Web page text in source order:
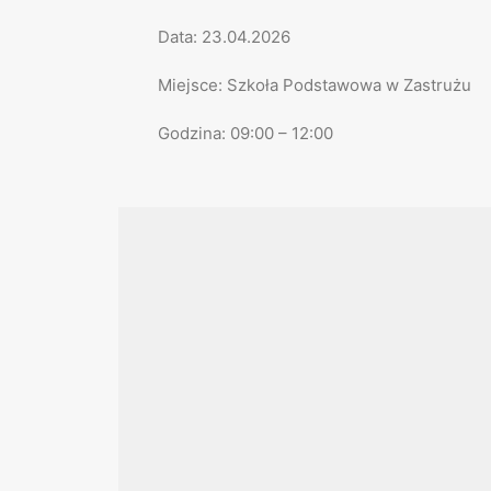
Data: 23.04.2026
Miejsce: Szkoła Podstawowa w Zastrużu
Godzina: 09:00 – 12:00